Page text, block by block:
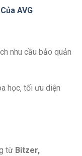
AVG
nhu cầu bảo quản
học, tối ưu diện
từ Bitzer,